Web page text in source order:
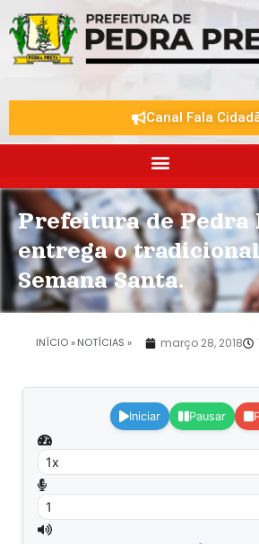
Canal Fala
Prefeitura de Pedra
entrega o
Semana Santa.
março 28, 2018
INÍCIO »NOTÍCIAS »
Iniciar Pausar